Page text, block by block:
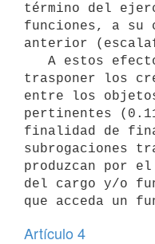
término del
funciones, a su
anterior
trasponer los
entre los
pertinentes
finalidad de
subrogaciones
produzcan por
del cargo y/o
Artículo 4